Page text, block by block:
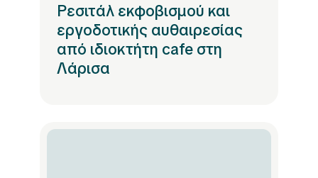
Ρεσιτάλ εκφοβισμού και
εργοδοτικής αυθαιρεσίας
από ιδιοκτήτη cafe στη
Λάρισα